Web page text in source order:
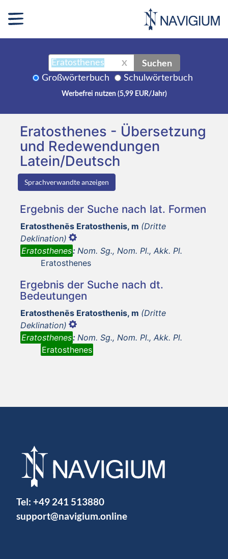
X Suchen
Großwörterbuch Schulwörterbuch
Werbefrei nutzen (5,99 EUR/Jahr)
Eratosthenes - Übersetzung
und Redewendungen
Latein/Deutsch
Sprachverwandte anzeigen
Ergebnis der Suche nach lat. Formen
Eratosthenēs Eratosthenis, m (Dritte
Deklination)
Eratosthenes: Nom. Sg., Nom. Pl., Akk. Pl.
Eratosthenes
Ergebnis der Suche nach dt.
Bedeutungen
Eratosthenēs Eratosthenis, m (Dritte
Deklination)
Eratosthenes: Nom. Sg., Nom. Pl., Akk. Pl.
Eratosthenes
Tel: +49 241 513880
support@navigium.online